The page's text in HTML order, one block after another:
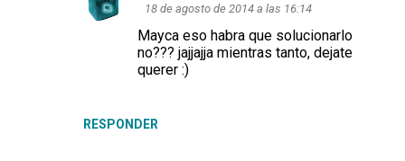
RESPONDER
18 de agosto de 2014 a las 16:14
Mayca eso habra que solucionarlo
no??? jajjajja mientras tanto, dejate
querer :)